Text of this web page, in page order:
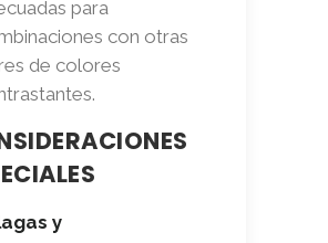
para
con otras
de colores
y